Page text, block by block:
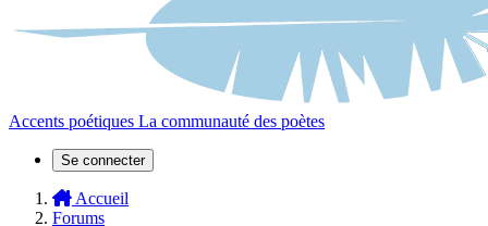
Accents poétiques La communauté des poètes
Se connecter
Accueil
Forums